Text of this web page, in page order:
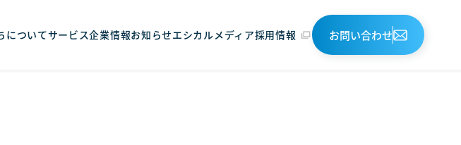
についてサービス企業情報お知らせエシカルメディア採用情報 お問い合わせ